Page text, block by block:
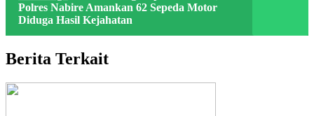
Polres Nabire Amankan 62 Sepeda Motor
Diduga Hasil Kejahatan
Berita Terkait